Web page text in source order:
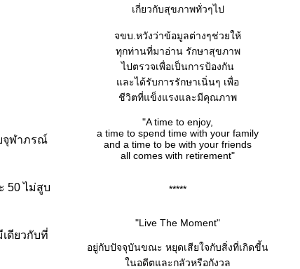
จุฬาภรณ์
50 ไม่สูบ
ดียวกับที่
เกี่ยวกับสุขภาพทั่วๆไป
จขบ.หวังว่าข้อมูลต่างๆช่วยให้
ทุกท่านที่มาอ่าน รักษาสุขภาพ
ไปตรวจเพื่อเป็นการป้องกัน
ละได้รับการรักษาเนิ่นๆ เพื่อ
ชีวิตที่แข็งแรงและมีคุณภาพ
"A time to enjoy,
a time to spend time with your family
and a time to be with your friends
all comes with retirement"
*****
"Live The Moment"
อยู่กับปัจจุบันขณะ หยุดเสียใจกับสิ่งที่เกิดขี้น
นอดีตและกลัวหรือกังวล